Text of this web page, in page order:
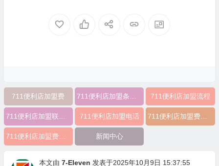
711便利店加盟费 711便利店加盟流程
711便利店加盟电话
711便利店加盟费用大概多少钱 新闻中心
本文由 7-Eleven 发表于2025年10月9日 15:37:55